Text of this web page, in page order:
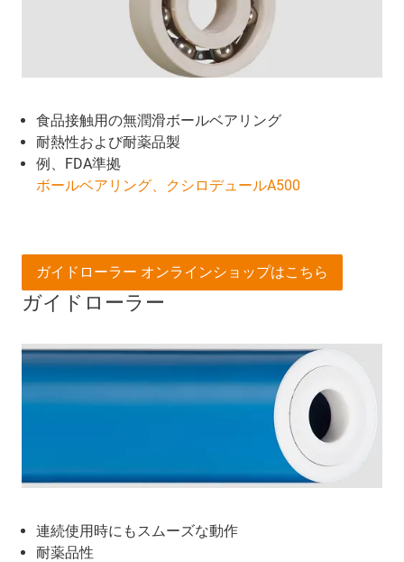
食品接触用の無潤滑ボールベアリング
耐熱性および耐薬品製
例、FDA準拠
ボールベアリング、クシロデュールA500
ガイドローラー
連続使用時にもスムーズな動作
耐薬品性
ガイドローラー オンラインショップはこちら